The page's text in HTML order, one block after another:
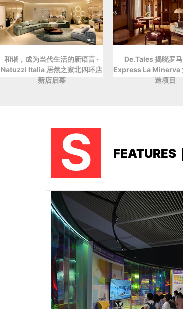
和谐，成为当代生活的新语言 ·
Natuzzi Italia 居然之家北四环店
新店启幕
De.Tales 揭晓罗
Express La Minerva
造项目
S FEATURES